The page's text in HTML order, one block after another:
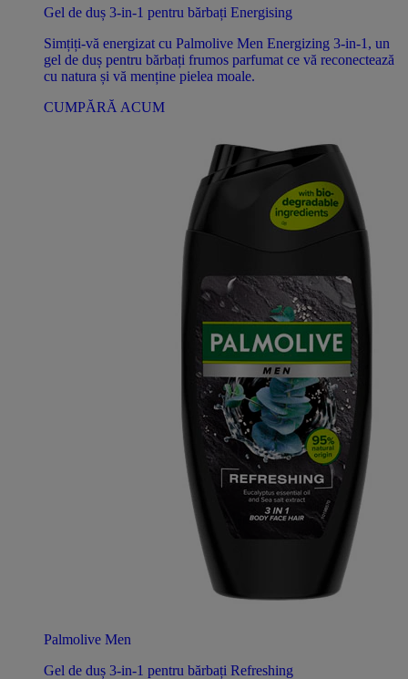
Gel de duș 3-in-1 pentru bărbați Energising
Simțiți-vă energizat cu Palmolive Men Energizing 3-in-1, un
gel de duș pentru bărbați frumos parfumat ce vă reconectează
cu natura și vă menține pielea moale.
CUMPĂRĂ ACUM
Palmolive Men
Gel de duș 3-in-1 pentru bărbați Refreshing